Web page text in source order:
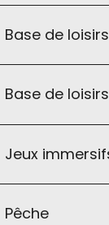
Base de
Base de
Jeux
Pêche